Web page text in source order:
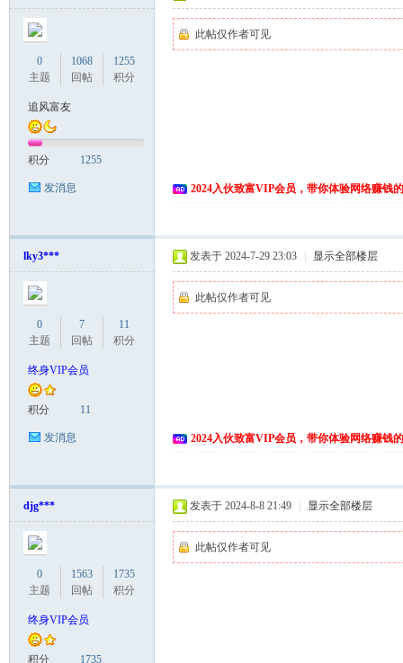
0
主题
1068
回帖
1255
积分
追风富友
积分 1255
发消息
此帖仅作者可见
2024入伙致富VIP会员，带你体验网络赚钱
lky3***
0
主题
7
回帖
11
积分
终身VIP会员
积分 11
发消息
发表于 2024-7-29 23:03 显示全部楼层
此帖仅作者可见
2024入伙致富VIP会员，带你体验网络赚钱
djg***
0
主题
1563
回帖
1735
积分
终身VIP会员
积分 1735
发表于 2024-8-8 21:49 显示全部楼层
此帖仅作者可见